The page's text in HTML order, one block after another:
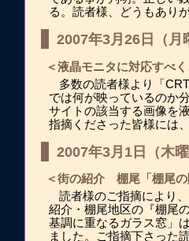
る。読者様、どうもあり
2007年3月26日（月
＜液晶モニタに対応すべ
多数の読者様より「
では何が映っているのか
サイトの該当する画像を
指摘くださった皆様には
2007年3月1日（木
＜街の紹介 棚尾「棚尾
読者様のご指摘により
紹介・棚尾地区の『棚尾
基調に重なるガラス窓」
ました。ご指摘下さった